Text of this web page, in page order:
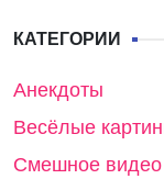
КАТЕГОРИИ
Анекдоты
Весёлые
Смешное видео